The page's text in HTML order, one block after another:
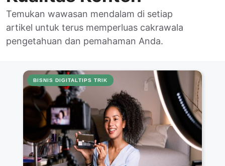
Temukan wawasan mendalam di setiap
artikel untuk terus memperluas cakrawala
pengetahuan dan pemahaman Anda.
BISNIS DIGITAL TIPS TRIK